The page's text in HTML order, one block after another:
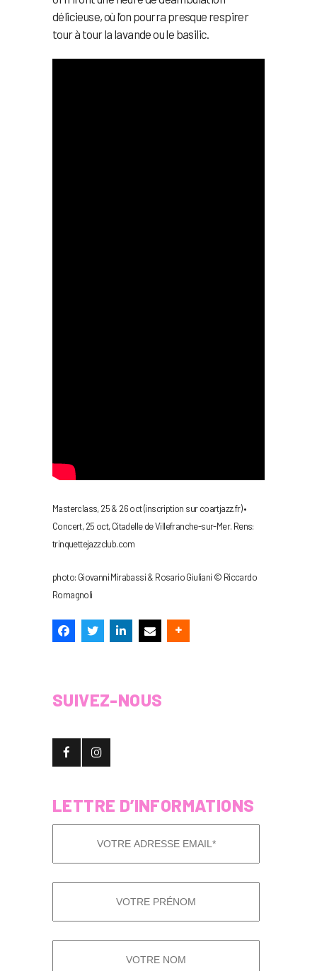
délicieuse, où l’on pourra presque respirer
tour à tour la lavande ou le basilic.
Masterclass, 25 & 26 oct (inscription sur coartjazz.fr) •
Concert, 25 oct, Citadelle de Villefranche-sur-Mer. Rens:
trinquettejazzclub.com
photo: Giovanni Mirabassi & Rosario Giuliani © Riccardo
Romagnoli
SUIVEZ-NOUS
LETTRE D’INFORMATIONS